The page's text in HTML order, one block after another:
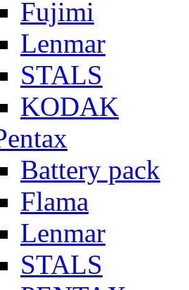
Fujimi
Lenmar
STALS
KODAK
Battery pack
Flama
Lenmar
STALS